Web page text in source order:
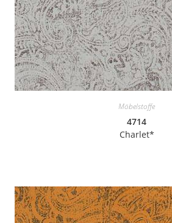
Möbelstoffe
4714
Charlet*